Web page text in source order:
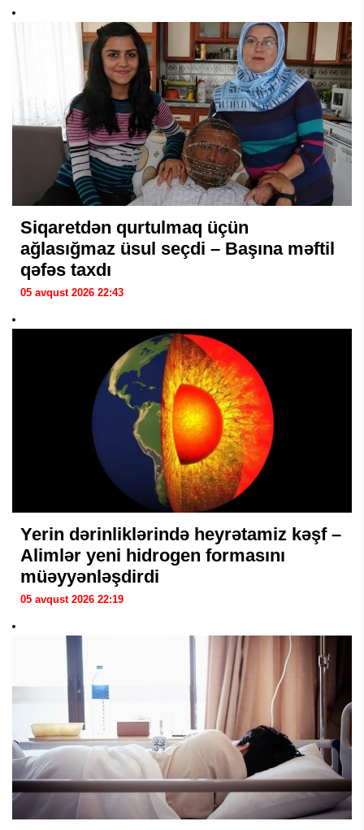
Siqaretdən qurtulmaq üçün
ağlasığmaz üsul seçdi – Başına məftil
qəfəs taxdı
05 avqust 2026 22:43
Yerin dərinliklərində heyrətamiz kəşf –
Alimlər yeni hidrogen formasını
müəyyənləşdirdi
05 avqust 2026 22:19